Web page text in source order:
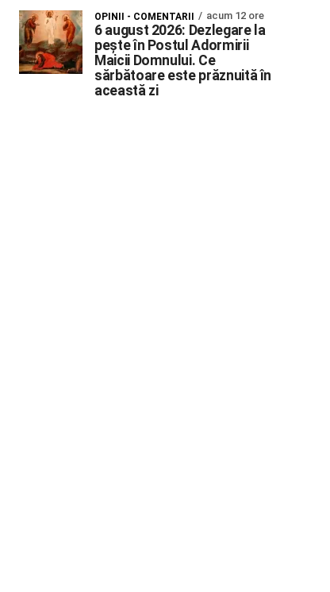
OPINII - COMENTARII acum 12 ore
6 august 2026: Dezlegare la
pește în Postul Adormirii
Maicii Domnului. Ce
sărbătoare este prăznuită în
această zi